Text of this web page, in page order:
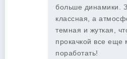
больше динамики.
классная, а
темная и жуткая,
прокачкой все
поработать!